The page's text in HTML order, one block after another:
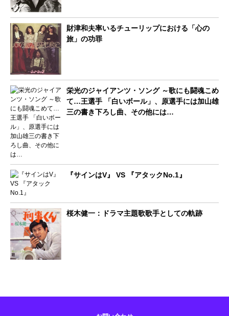
財津和夫率いるチューリップにおける「心の
旅」の功罪
栄光のジャイアンツ・ソング ～歌にも闘魂こめ
て…王選手 「白いボール」、原選手には加山雄
三の書き下ろし曲、その他には…
『サインはV』 VS 『アタックNo.1』
桜木健一：ドラマ主題歌歌手としての軌跡